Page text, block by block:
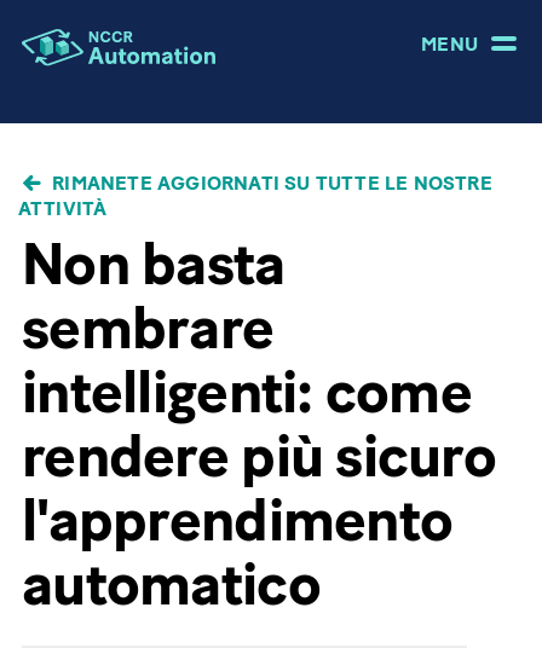
MENU
BRICIOLE
DI
PANE
RIMANETE AGGIORNATI SU TUTTE LE NOSTRE
ATTIVITÀ
Non basta
sembrare
intelligenti: come
rendere più sicuro
l'apprendimento
automatico